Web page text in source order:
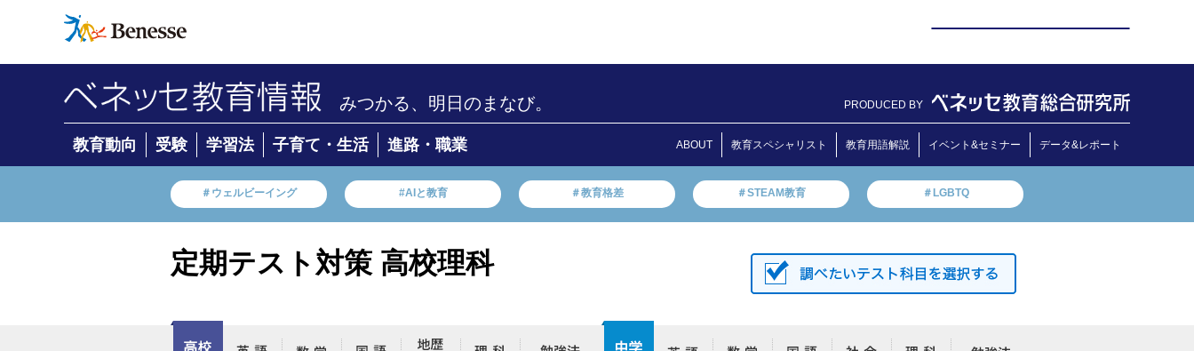
みつかる、明日のまなび。 PRODUCED BY
教育動向 受験 学習法 子育て・生活 進路・職業 ABOUT 教育スペシャリスト 教育用語解説 イベント&セミナー データ&レポート
＃ウェルビーイング #AIと教育 ＃教育格差 ＃STEAM教育 ＃LGBTQ
定期テスト対策 高校理科